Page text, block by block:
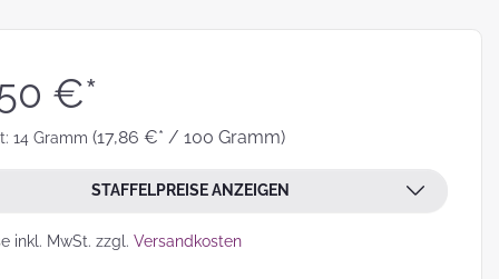
€*
14 Gramm (17,86 €* / 100 Gramm)
STAFFELPREISE ANZEIGEN
inkl. MwSt. zzgl. Versandkosten